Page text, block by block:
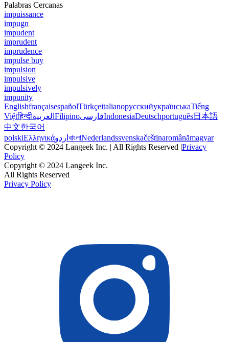
Palabras Cercanas
impuissance
impugn
impudent
imprudent
imprudence
impulse buy
impulsion
impulsive
impulsively
impunity
EnglishfrançaisespañolTürkçeitalianoрусскийукраїнськаTiếng
Việtहिन्दीالعربية FilipinoفارسیIndonesiaDeutschportuguês日本語
中文한국어
polskiΕλληνικάاردو বাংলাNederlandssvenskačeštinaromânămagyar
Copyright © 2024 Langeek Inc. | All Rights Reserved |Privacy
Policy
Copyright © 2024 Langeek Inc.
All Rights Reserved
Privacy Policy